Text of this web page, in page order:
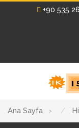
+90 535
Ana Sayfa ›